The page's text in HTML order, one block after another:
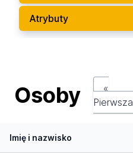
Atrybuty
Osoby
«
Pierwsza
Imię i nazwisko